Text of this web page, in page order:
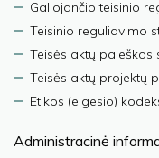
Galiojančio teisinio
Teisinio reguliavimo
Teisės aktų paieškos
Teisės aktų projektų
Etikos (elgesio)
Administracinė